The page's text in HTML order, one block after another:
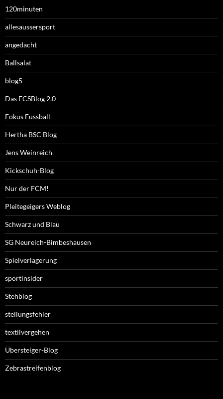
120minuten
allesaussersport
angedacht
Ballsalat
blog5
Das FCSBlog 2.0
Fokus Fussball
Hertha BSC Blog
Jens Weinreich
Kickschuh-Blog
Nur der FCM!
Pleitegeigers Weblog
Schwarz und Blau
SG Neureich-Bimbeshausen
Spielverlagerung
sportinsider
Stehblog
stellungsfehler
textilvergehen
Übersteiger-Blog
Zebrastreifenblog